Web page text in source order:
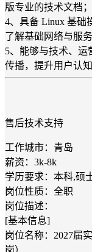
版专业的技术文档；
4、具备 Linux 基础
了解基础网络与服
5、能够与技术、
传播，提升用户认知
售后技术支持
工作城市：青岛
薪资：3k-8k
学历要求：本科,硕
岗位性质：全职
岗位描述：
[基本信息]
岗位名称：2027届